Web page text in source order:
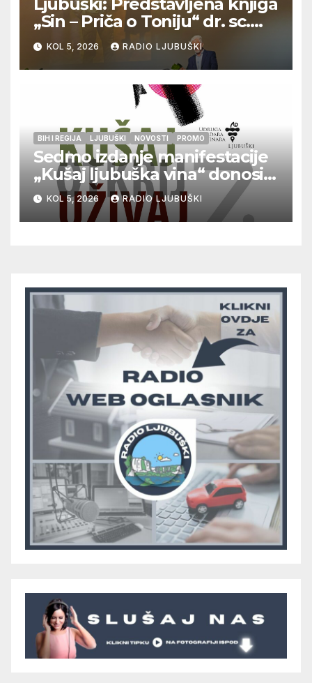
Ljubuški: Predstavljena knjiga
„Sin – Priča o Toniju“ dr. sc.
Zdenka Hercega
KOL 5, 2026 RADIO LJUBUŠKI
BIH I REGIJA LJUBUŠKI NOVOSTI PROMO
Sedmo izdanje manifestacije
„Kušaj ljubuška vina“ donosi
vrhunska vina, gastronomiju i
glazbu
KOL 5, 2026 RADIO LJUBUŠKI